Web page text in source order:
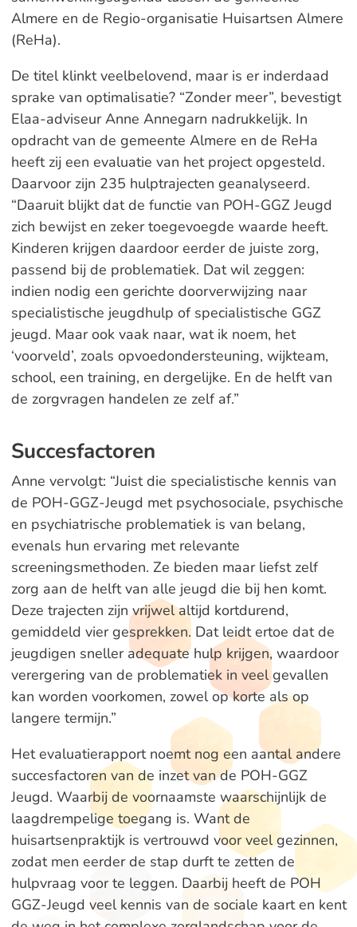
Almere en de Regio-organisatie Huisartsen Almere
(ReHa).
De titel klinkt veelbelovend, maar is er inderdaad
sprake van optimalisatie? “Zonder meer”, bevestigt
Elaa-adviseur Anne Annegarn nadrukkelijk. In
opdracht van de gemeente Almere en de ReHa
heeft zij een evaluatie van het project opgesteld.
Daarvoor zijn 235 hulptrajecten geanalyseerd.
“Daaruit blijkt dat de functie van POH-GGZ Jeugd
zich bewijst en zeker toegevoegde waarde heeft.
Kinderen krijgen daardoor eerder de juiste zorg,
passend bij de problematiek. Dat wil zeggen:
indien nodig een gerichte doorverwijzing naar
specialistische jeugdhulp of specialistische GGZ
jeugd. Maar ook vaak naar, wat ik noem, het
‘voorveld’, zoals opvoedondersteuning, wijkteam,
school, een training, en dergelijke. En de helft van
de zorgvragen handelen ze zelf af.”
Succesfactoren
Anne vervolgt: “Juist die specialistische kennis van
de POH-GGZ-Jeugd met psychosociale, psychische
en psychiatrische problematiek is van belang,
evenals hun ervaring met relevante
screeningsmethoden. Ze bieden maar liefst zelf
zorg aan de helft van alle jeugd die bij hen komt.
Deze trajecten zijn vrijwel altijd kortdurend,
gemiddeld vier gesprekken. Dat leidt ertoe dat de
jeugdigen sneller adequate hulp krijgen, waardoor
verergering van de problematiek in veel gevallen
kan worden voorkomen, zowel op korte als op
langere termijn.”
Het evaluatierapport noemt nog een aantal andere
succesfactoren van de inzet van de POH-GGZ
Jeugd. Waarbij de voornaamste waarschijnlijk de
laagdrempelige toegang is. Want de
huisartsenpraktijk is vertrouwd voor veel gezinnen,
zodat men eerder de stap durft te zetten de
hulpvraag voor te leggen. Daarbij heeft de POH
GGZ-Jeugd veel kennis van de sociale kaart en kent